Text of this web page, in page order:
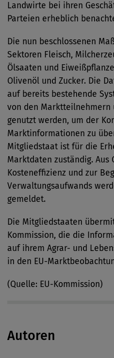
Landwirte bei ihren
Parteien erheblich
Die nun beschlossenen
Sektoren Fleisch,
Ölsaaten und
Olivenöl und Zucker. Die
auf bereits bestehende
von den Marktteilnehmern
genutzt werden, um der
Marktinformationen zu
Mitgliedstaat ist für die
Marktdaten zuständig. Aus
Kosteneffizienz und zur
Verwaltungsaufwands
gemeldet.
Die Mitgliedstaaten
Kommission, die die
auf ihrem Agrar- und
in den EU-
(Quelle: EU-Kommission)
Autoren